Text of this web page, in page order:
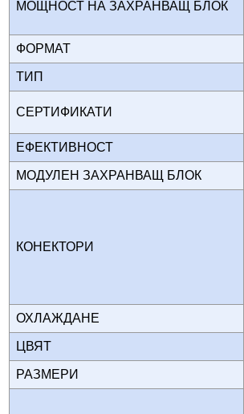
МОЩНОСТ НА ЗАХРАНВАЩ БЛОК
ФОРМАТ
ТИП
СЕРТИФИКАТИ
ЕФЕКТИВНОСТ
МОДУЛЕН ЗАХРАНВАЩ БЛОК
КОНЕКТОРИ
ОХЛАЖДАНЕ
ЦВЯТ
РАЗМЕРИ